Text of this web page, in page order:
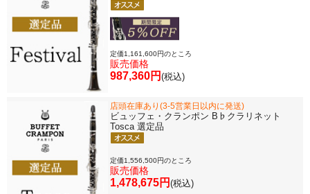
定価1,161,600円のところ
販売価格
987,360円 (税込)
店頭在庫あり(3-5営業日以内に発送)
ビュッフェ・クランポン B♭クラリネット
Tosca 選定品
定価1,556,500円のところ
販売価格
1,478,675円 (税込)